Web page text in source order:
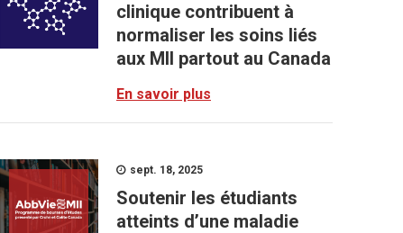
clinique contribuent à
normaliser les soins liés
aux MII partout au Canada
En savoir plus
sept. 18, 2025
Soutenir les étudiants
atteints d’une maladie